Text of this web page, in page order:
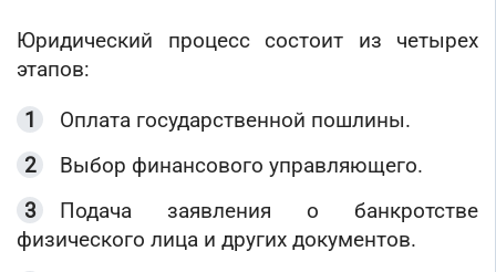
Юридический процесс состоит из четырех
этапов:
Оплата государственной пошлины.
Выбор финансового управляющего.
Подача заявления о банкротстве
физического лица и других документов.